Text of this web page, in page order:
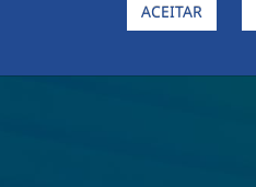
ACEITAR
da FCC